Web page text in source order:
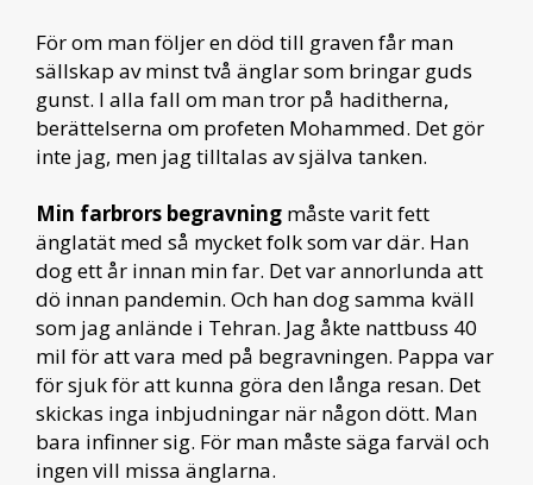
För om man följer en död till graven får man
sällskap av minst två änglar som bringar guds
gunst. I alla fall om man tror på haditherna,
berättelserna om profeten Mohammed. Det gör
inte jag, men jag tilltalas av själva tanken.
Min farbrors begravning måste varit fett
änglatät med så mycket folk som var där. Han
dog ett år innan min far. Det var annorlunda att
dö innan pandemin. Och han dog samma kväll
som jag anlände i Tehran. Jag åkte nattbuss 40
mil för att vara med på begravningen. Pappa var
för sjuk för att kunna göra den långa resan. Det
skickas inga inbjudningar när någon dött. Man
bara infinner sig. För man måste säga farväl och
ingen vill missa änglarna.